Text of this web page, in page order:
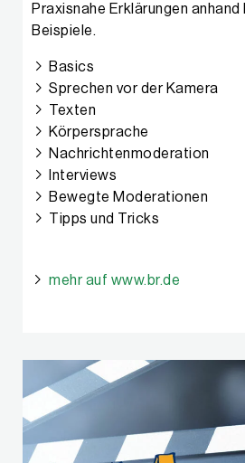
Praxisnahe Erklärungen
Beispiele.
Basics
Sprechen vor der Kamera
Texten
Körpersprache
Nachrichtenmoderation
Interviews
Bewegte Moderationen
Tipps und Tricks
mehr auf www.br.de